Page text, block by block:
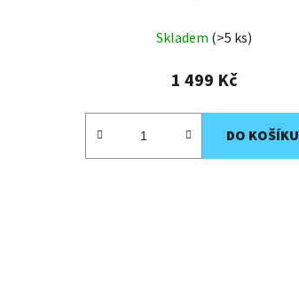
Skladem (>5 ks)
1 499 Kč
DO KOŠÍKU